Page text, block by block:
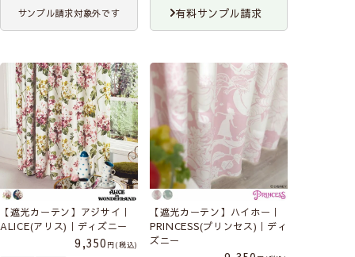
サンプル請求対象外です 有料サンプル請求
【遮光カーテン】アジサイ｜
ALICE(アリス)｜ディズニー
9,350
税込
【遮光カーテン】ハイホー｜
PRINCESS(プリンセス)｜ディ
ズニー